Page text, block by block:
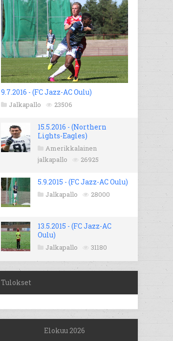
9.7.2016 - (FC Jazz-AC Oulu)
Jalkapallo 23506
15.5.2016 - (Northern
Lights-Eagles)
Amerikkalainen
jalkapallo
26925
5.9.2015 - (FC Jazz-AC Oulu)
Jalkapallo 28000
13.5.2015 - (FC Jazz-AC
Oulu)
Jalkapallo 31180
Tulokset
Elokuu 2026